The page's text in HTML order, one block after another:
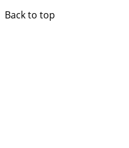
Back to top